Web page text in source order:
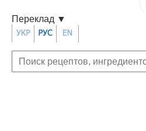
Переклад ▼